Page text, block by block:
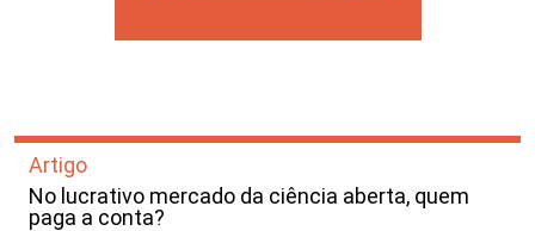
Artigo
No lucrativo mercado da ciência aberta, quem
paga a conta?